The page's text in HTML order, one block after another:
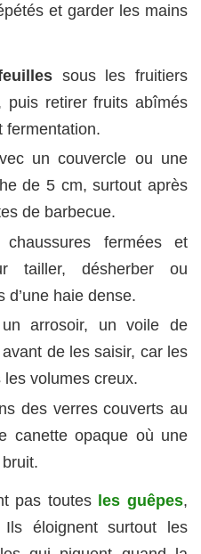
et garder les mains
sous les fruitiers
puis retirer fruits abîmés
fermentation.
un couvercle ou une
de 5 cm, surtout après
de barbecue.
fermées et
tailler, désherber ou
d’une haie dense.
un arrosoir, un voile de
de les saisir, car les
les volumes creux.
des verres couverts au
canette opaque où une
pas toutes les guêpes,
éloignent surtout les